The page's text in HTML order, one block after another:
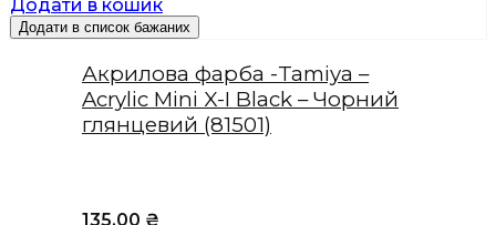
Додати в кошик
Додати в список бажаних
Акрилова фарба -Tamiya –
Acrylic Mini X-I Black – Чорний
глянцевий (81501)
135,00 ₴